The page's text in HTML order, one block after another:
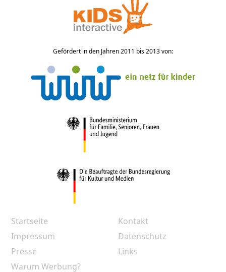
Gefördert in den Jahren 2011 bis 2013 von:
Startseite
Kontakt
Impressum
Datenschutz
Presse
Links
Warum Werbung?